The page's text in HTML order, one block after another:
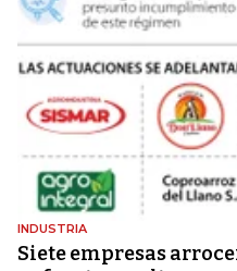
INDUSTRIA
Siete empresas